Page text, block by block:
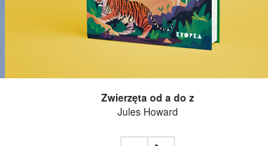
Zwierzęta od a do z
Jules Howard